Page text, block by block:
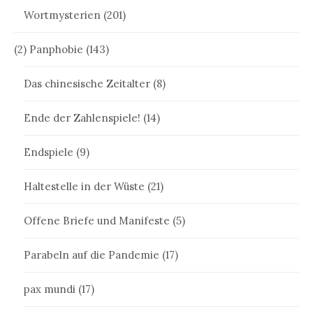
Wortmysterien (201)
(2) Panphobie (143)
Das chinesische Zeitalter (8)
Ende der Zahlenspiele! (14)
Endspiele (9)
Haltestelle in der Wüste (21)
Offene Briefe und Manifeste (5)
Parabeln auf die Pandemie (17)
pax mundi (17)